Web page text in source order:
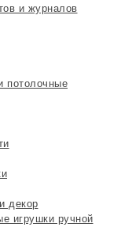
и журналов
потолочные
декор
игрушки ручной